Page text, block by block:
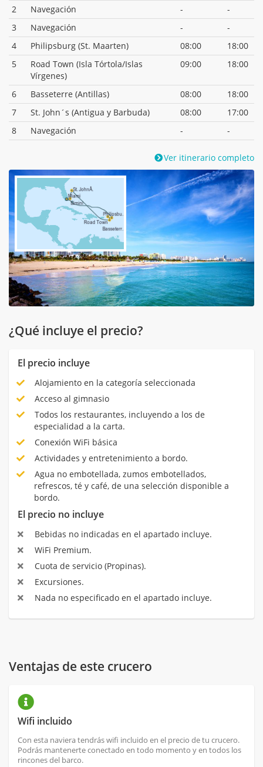
2
Navegación -
-
3
Navegación -
-
4
Philipsburg (St. Maarten) 08:00
18:00
5
Road Town (Isla Tórtola/Islas
Vírgenes)
09:00 18:00
6 Basseterre (Antillas) 08:00
18:00
7
St. John´s (Antigua y Barbuda) 08:00
17:00
8
Navegación - -
Ver itinerario completo
¿Qué incluye el precio?
El precio incluye
Alojamiento en la categoría seleccionada
Acceso al gimnasio
Todos los restaurantes, incluyendo a los de
especialidad a la carta.
Conexión WiFi básica
Actividades y entretenimiento a bordo.
Agua no embotellada, zumos embotellados,
refrescos, té y café, de una selección disponible a
bordo.
El precio no incluye
Bebidas no indicadas en el apartado incluye.
WiFi Premium.
Cuota de servicio (Propinas).
Excursiones.
Nada no especificado en el apartado incluye.
Ventajas de este crucero
Wifi incluido
Con esta naviera tendrás wifi incluido en el precio de tu crucero.
Podrás mantenerte conectado en todo momento y en todos los
rincones del barco.